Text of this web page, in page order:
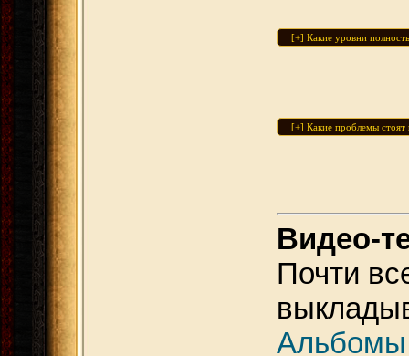
Видео-
Почти
Альбомы